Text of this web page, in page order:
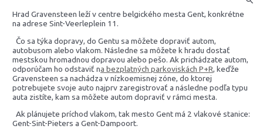
Hrad Gravensteen leží v centre belgického mesta Gent, konkrétne
na adrese Sint-Veerleplein 11.
Čo sa týka dopravy, do Gentu sa môžete dopraviť autom,
autobusom alebo vlakom. Následne sa môžete k hradu dostať
mestskou hromadnou dopravou alebo pešo. Ak prichádzate autom,
odporúčam ho odstaviť na bezplatných parkoviskách P+R, keďže
Gravensteen sa nachádza v nízkoemisnej zóne, do ktorej
potrebujete svoje auto najprv zaregistrovať a následne podľa typu
auta zistíte, kam sa môžete autom dopraviť v rámci mesta.
Ak plánujete príchod vlakom, tak mesto Gent má 2 vlakové stanice:
Gent-Sint-Pieters a Gent-Dampoort.